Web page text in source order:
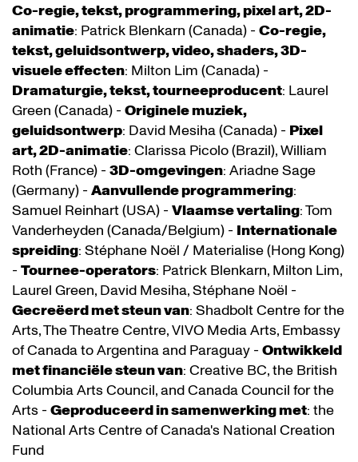
Co-regie, tekst, programmering, pixel art, 2D-
animatie: Patrick Blenkarn (Canada) - Co-regie,
tekst, geluidsontwerp, video, shaders, 3D-
visuele effecten: Milton Lim (Canada) -
Dramaturgie, tekst, tourneeproducent: Laurel
Green (Canada) - Originele muziek,
geluidsontwerp: David Mesiha (Canada) - Pixel
art, 2D-animatie: Clarissa Picolo (Brazil), William
Roth (France) - 3D-omgevingen: Ariadne Sage
(Germany) - Aanvullende programmering:
Samuel Reinhart (USA) - Vlaamse vertaling: Tom
Vanderheyden (Canada/Belgium) - Internationale
spreiding: Stéphane Noël / Materialise (Hong Kong)
- Tournee-operators: Patrick Blenkarn, Milton Lim,
Laurel Green, David Mesiha, Stéphane Noël -
Gecreëerd met steun van: Shadbolt Centre for the
Arts, The Theatre Centre, VIVO Media Arts, Embassy
of Canada to Argentina and Paraguay - Ontwikkeld
met financiële steun van: Creative BC, the British
Columbia Arts Council, and Canada Council for the
Arts - Geproduceerd in samenwerking met: the
National Arts Centre of Canada's National Creation
Fund